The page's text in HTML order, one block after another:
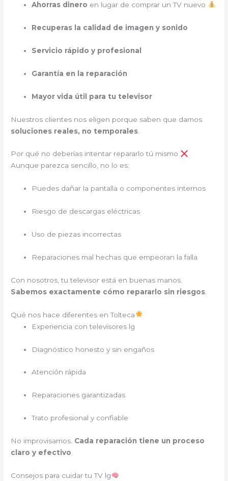
Ahorras dinero en lugar de comprar un TV nuevo
Recuperas la calidad de imagen y sonido
Servicio rápido y profesional
Garantía en la reparación
Mayor vida útil para tu televisor
Nuestros clientes nos eligen porque saben que damos
soluciones reales, no temporales
Por qué no deberías intentar repararlo tú mismo
Aunque parezca sencillo, no lo es:
Puedes dañar la pantalla o componentes internos
Riesgo de descargas eléctricas
Uso de piezas incorrectas
Reparaciones mal hechas que empeoran la falla
Con nosotros, tu televisor está en buenas manos.
Sabemos exactamente cómo repararlo sin riesgos
Qué nos hace diferentes en Tolteca
Experiencia con televisores lg
Diagnóstico honesto y sin engaños
Atención rápida
Reparaciones garantizadas
Trato profesional y confiable
No improvisamos. Cada reparación tiene un proceso
claro y efectivo
Consejos para cuidar tu TV lg